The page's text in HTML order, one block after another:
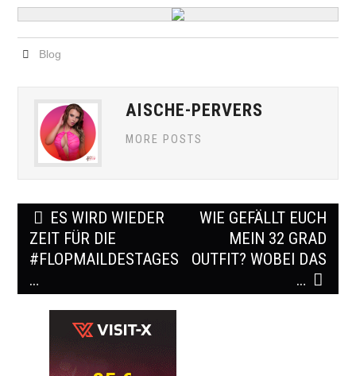
Blog
AISCHE-PERVERS
MORE POSTS
Post
navigation
ES WIRD WIEDER
ZEIT FÜR DIE
#FLOPMAILDESTAGES.
…
WIE GEFÄLLT EUCH
MEIN 32 GRAD
OUTFIT? WOBEI DAS
…